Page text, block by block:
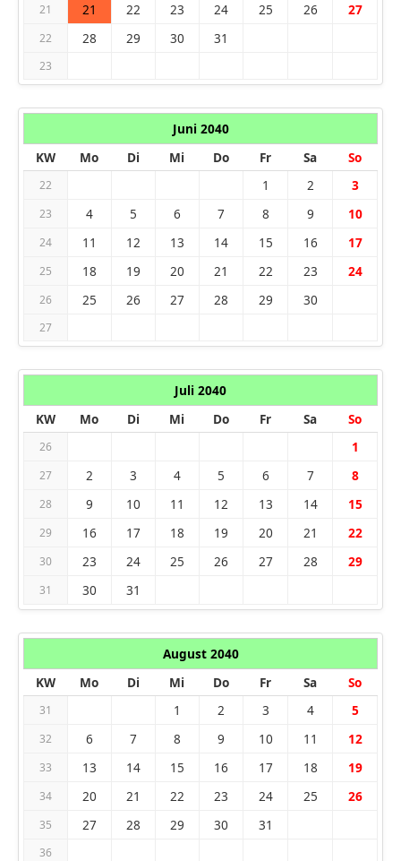
21 21 22 23 24 25 26 27
22 28 29 30 31
23
Juni 2040
KW
Mo Di Mi Do Fr Sa So
22 1 2 3
23 4 5 6 7 8 9 10
24 11 12 13 14 15 16 17
25 18 19 20 21 22 23 24
26 25 26 27 28 29 30
27
Juli 2040
KW
Mo Di Mi Do Fr Sa So
26 1
27 2 3 4 5 6 7 8
28 9 10 11 12 13 14 15
29 16 17 18 19 20 21 22
30 23 24 25 26 27 28 29
31 30 31
August 2040
KW
Mo Di Mi Do Fr Sa So
31 1 2 3 4 5
32 6 7 8 9 10 11 12
33 13 14 15 16 17 18 19
34 20 21 22 23 24 25 26
35 27 28 29 30 31
36